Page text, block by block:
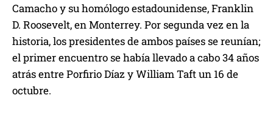
Camacho y su homólogo estadounidense, Franklin
D. Roosevelt, en Monterrey. Por segunda vez en la
historia, los presidentes de ambos países se reunían;
el primer encuentro se había llevado a cabo 34 años
atrás entre Porfirio Díaz y William Taft un 16 de
octubre.